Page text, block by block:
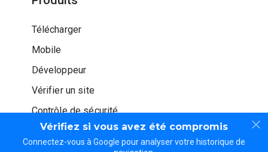
Vérifiez si vous avez été compromis
Connectez-vous à Google pour analyser votre historique de
Télécharger
Mobile
Développeur
Vérifier un site
Contrôle de sécurité